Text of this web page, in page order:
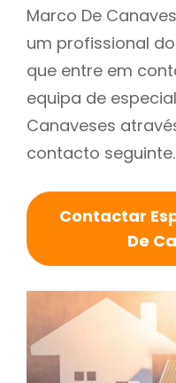
Marco De
um profissional
que entre em
equipa de
Canaveses
contacto seguinte.
Contactar
De